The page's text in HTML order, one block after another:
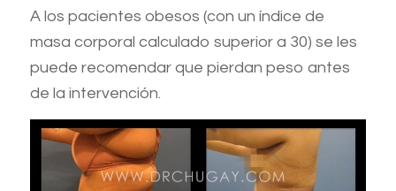
A los pacientes obesos (con un índice de
masa corporal calculado superior a 30) se les
puede recomendar que pierdan peso antes
de la intervención.